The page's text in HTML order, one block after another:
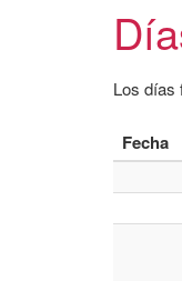
Los días
Fecha